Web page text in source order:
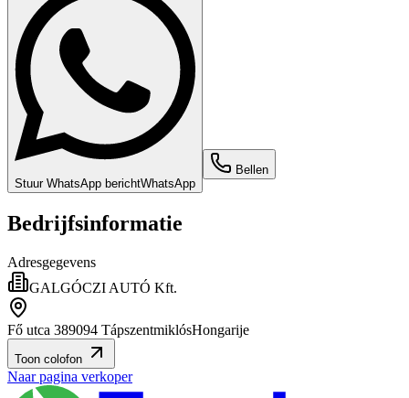
Stuur WhatsApp berichtWhatsApp
Bellen
Bedrijfsinformatie
Adresgegevens
GALGÓCZI AUTÓ Kft.
Fő utca 389094 TápszentmiklósHongarije
Toon colofon
Naar pagina verkoper